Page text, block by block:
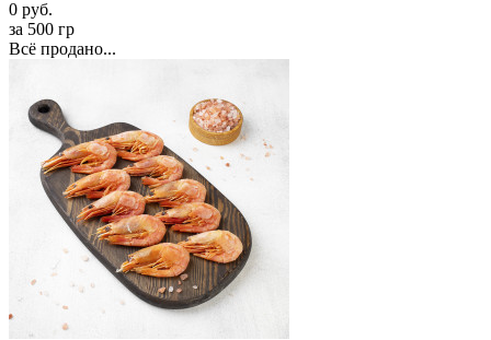
0 руб.
за 500 гр
Всё продано...